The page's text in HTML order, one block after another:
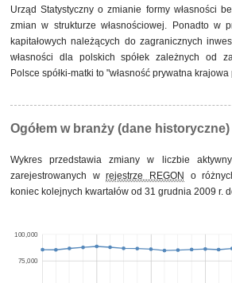
Urząd Statystyczny o zmianie formy własności
zmian w strukturze własnościowej. Ponadto w
kapitałowych należących do zagranicznych
własności dla polskich spółek zależnych od
Polsce spółki-matki to "własność prywatna krajowa
Ogółem w branży (dane historyczne)
Wykres przedstawia zmiany w liczbie
zarejestrowanych wrejestrze REGON
o
koniec kolejnych kwartałów od 31 grudnia 2009 r.
75,000
100,000